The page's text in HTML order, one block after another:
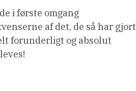
i første omgang
af det, de så har
forunderligt og absolut